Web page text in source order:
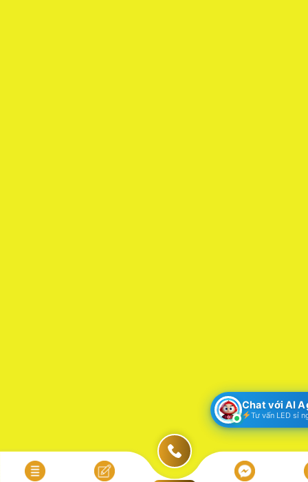
Chat với AI
Tư vấn LED sỉ